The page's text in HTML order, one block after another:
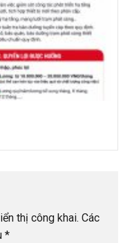
thị công khai. Các
*